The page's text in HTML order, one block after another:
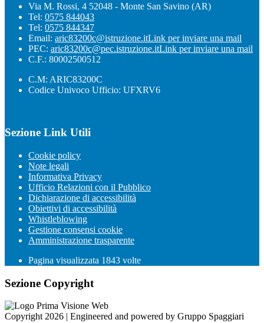
Via M. Rossi, 4 52048 - Monte San Savino (AR)
Tel: 0575 844043
Tel: 0575 844347
Email: aric83200c@istruzione.itLink per inviare una mail
PEC: aric83200c@pec.istruzione.itLink per inviare una mail
C.F.: 80002500512
C.M: ARIC83200C
Codice Univoco Ufficio: UFXRV6
Sezione Link Utili
Cookie policy
Note legali
Informativa Privacy
Ufficio Relazioni con il Pubblico
Dichiarazione di accessibilità
Obiettivi di accessibilità
Whistleblowing
Gestione consensi cookie
Amministrazione trasparente
Pagina visualizzata 1843 volte
Sezione Copyright
Copyright 2026 | Engineered and powered by Gruppo Spaggiari